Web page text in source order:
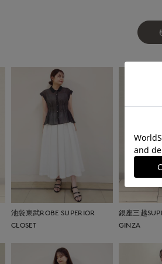
池袋東武ROBE SUPERIOR
CLOSET
銀座三越
GINZA